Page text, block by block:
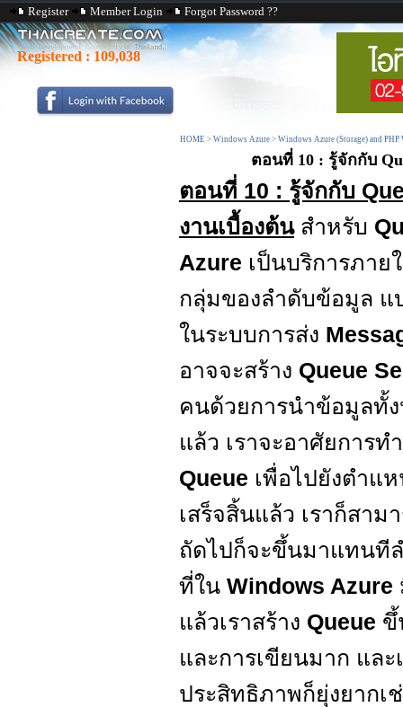
Register Member Login Forgot Password ??
Registered : 109,038
HOME > Windows Azure > Windows Azure (Storage) and PHP
ตอนที่ 10 : รู้จักกับ
ตอนที่ 10 : รู้จักกับ
งานเบื้องต้นสำหรับ
Azure เป็นบริการภาย
กลุ่มของลำดับข้อมูล
ในระบบการส่ง
อาจจะสร้าง Queue
คนด้วยการนำข้อมูลทั้
แล้ว เราจะอาศัยการ
Queue เพื่อไปยังตำแ
เสร็จสิ้นแล้ว เราก็สาม
ถัดไปก็จะขึ้นมาแทนที
ที่ใน Windows Azure
แล้วเราสร้าง Queue ขึ้
และการเขียนมาก แล
ประสิทธิภาพก็ยุ่งยากเ